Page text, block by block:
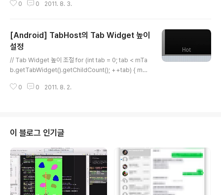
uto-generated method stub } } @Override public void beforeTex
Changed(Editable editable) ..
0 0 2011. 8. 3.
[Android] TabHost의 Tab Widget 높이
설정
// Tab Widget 높이 조절 for (int tab = 0; tab < mTa
b.getTabWidget().getChildCount(); ++tab) { mTa
ams().height = Setting.TAB_WIDGET_HEIGHT; }
Tab으로 변합니다. [변환전] [변환후]
0 0 2011. 8. 2.
이 블로그 인기글